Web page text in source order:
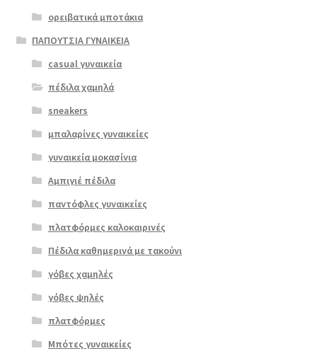
γή
ορειβατικά μποτάκια
ΠΑΠΟΥΤΣΙΑ ΓΥΝΑΙΚΕΙΑ
casual γυναικεία
πέδιλα χαμηλά
sneakers
μπαλαρίνες γυναικείες
γυναικεία μοκασίνια
Αμπιγιέ πέδιλα
παντόφλες γυναικείες
πλατφόρμες καλοκαιρινές
Πέδιλα καθημερινά με τακούνι
γόβες χαμηλές
γόβες ψηλές
πλατφόρμες
Μπότες γυναικείες